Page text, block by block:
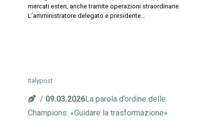
mercati esteri, anche tramite operazioni straordinarie.
L’amministratore delegato e presidente…
Italypost
09.03.2026La parola d’ordine delle
Champions: «Guidare la trasformazione»